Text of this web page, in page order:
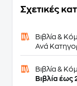
Σχετικές
Βιβλία &
Ανά
Βιβλία &
Βιβλία έως